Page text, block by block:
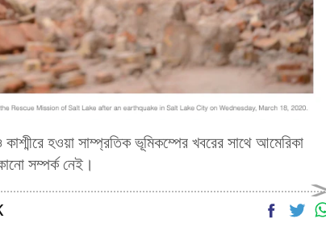
হওয়া সাম্প্রতিক ভূমিকম্পের খবরের সাথে আমেরিকা
সম্পর্ক নেই।